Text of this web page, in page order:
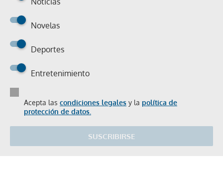
Novelas
Deportes
Entretenimiento
Acepta las condiciones legales y la política de
protección de datos.
SUSCRIBIRSE